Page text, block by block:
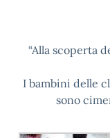
“Alla scoperta
I bambini delle
sono